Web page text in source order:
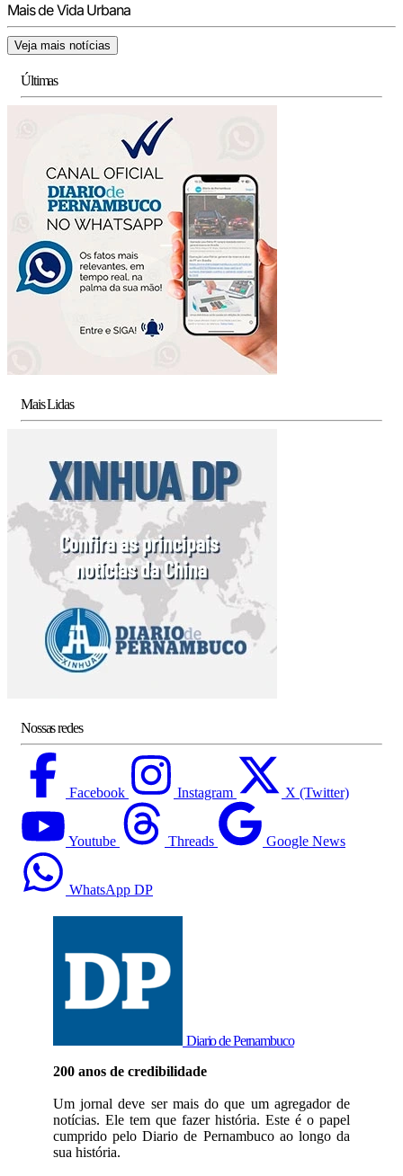
Mais de Vida Urbana
Veja mais notícias
Últimas
Mais Lidas
Nossas redes
Facebook Instagram X (Twitter)
Youtube Threads Google News
WhatsApp DP
Diario de Pernambuco
200 anos de credibilidade
Um jornal deve ser mais do que um agregador de
notícias. Ele tem que fazer história. Este é o papel
cumprido pelo Diario de Pernambuco ao longo da
sua história.